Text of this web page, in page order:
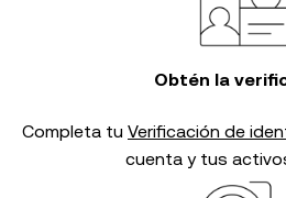
Obtén la
Completa tu Verificación de
cuenta y tus